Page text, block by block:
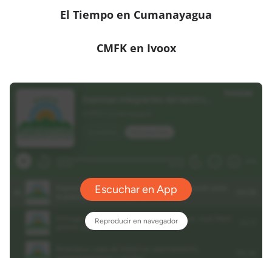
El Tiempo en Cumanayagua
CMFK en Ivoox